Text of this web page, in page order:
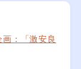
：「激安良